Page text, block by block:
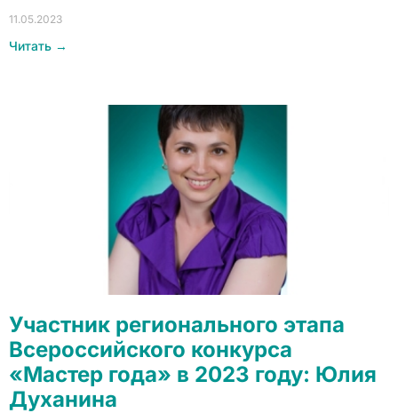
11.05.2023
Читать →
Участник регионального этапа
Всероссийского конкурса
«Мастер года» в 2023 году: Юлия
Духанина